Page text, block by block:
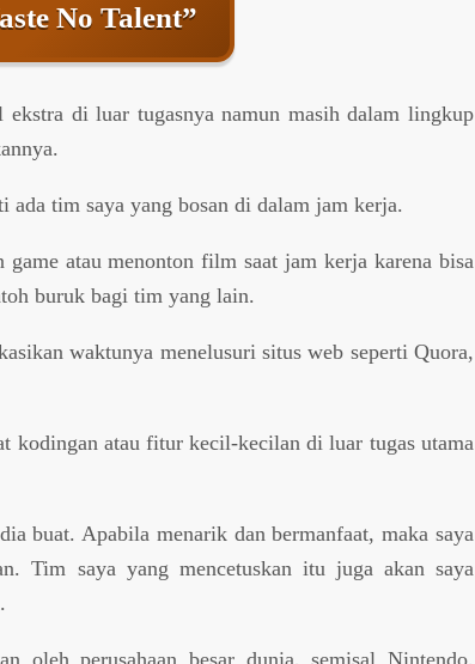
No Talent”
ekstra di luar tugasnya namun masih dalam lingkup
ada tim saya yang bosan di dalam jam kerja.
game atau menonton film saat jam kerja karena bisa
buruk bagi tim yang lain.
waktunya menelusuri situs web seperti Quora,
kodingan atau fitur kecil-kecilan di luar tugas utama
buat. Apabila menarik dan bermanfaat, maka saya
Tim saya yang mencetuskan itu juga akan saya
oleh perusahaan besar dunia, semisal Nintendo.